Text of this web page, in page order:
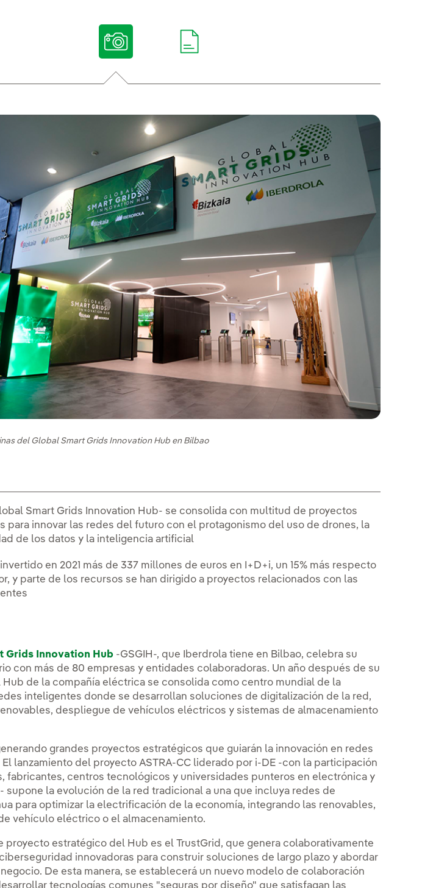
Nuestras voces
Multimedia
Redes sociales
del Global Smart Grids Innovation Hub en Bilbao
Smart Grids Innovation Hub- se consolida con multitud de proyectos
para innovar las redes del futuro con el protagonismo del uso de drones, la
de los datos y la inteligencia artificial
en 2021 más de 337 millones de euros en I+D+i, un 15% más respecto
y parte de los recursos se han dirigido a proyectos relacionados con las
Grids Innovation Hub -GSGIH-, que Iberdrola tiene en Bilbao, celebra su
con más de 80 empresas y entidades colaboradoras. Un año después de su
Hub de la compañía eléctrica se consolida como centro mundial de la
inteligentes donde se desarrollan soluciones de digitalización de la red,
despliegue de vehículos eléctricos y sistemas de almacenamiento
grandes proyectos estratégicos que guiarán la innovación en redes
lanzamiento del proyecto ASTRA-CC liderado por i-DE -con la participación
fabricantes, centros tecnológicos y universidades punteros en electrónica y
supone la evolución de la red tradicional a una que incluya redes de
para optimizar la electrificación de la economía, integrando las renovables,
vehículo eléctrico o el almacenamiento.
proyecto estratégico del Hub es el TrustGrid, que genera colaborativamente
innovadoras para construir soluciones de largo plazo y abordar
De esta manera, se establecerá un nuevo modelo de colaboración